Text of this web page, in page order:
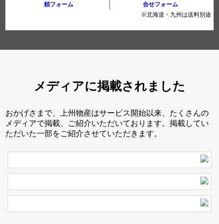
頼フォーム
合せフォーム
※北海道・九州は送料別途
メディアに掲載されました
おかげさまで、上州物産はサービス開始以来、たくさんの
メディアで掲載、ご紹介いただいております。掲載してい
ただいた一部をご紹介させていただきます。